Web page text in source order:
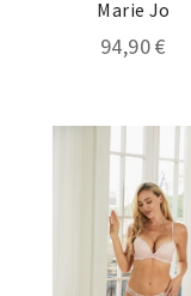
Marie Jo
94,90 €